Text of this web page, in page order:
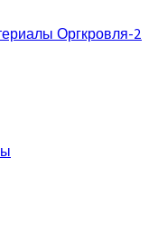
Оргкровля-2